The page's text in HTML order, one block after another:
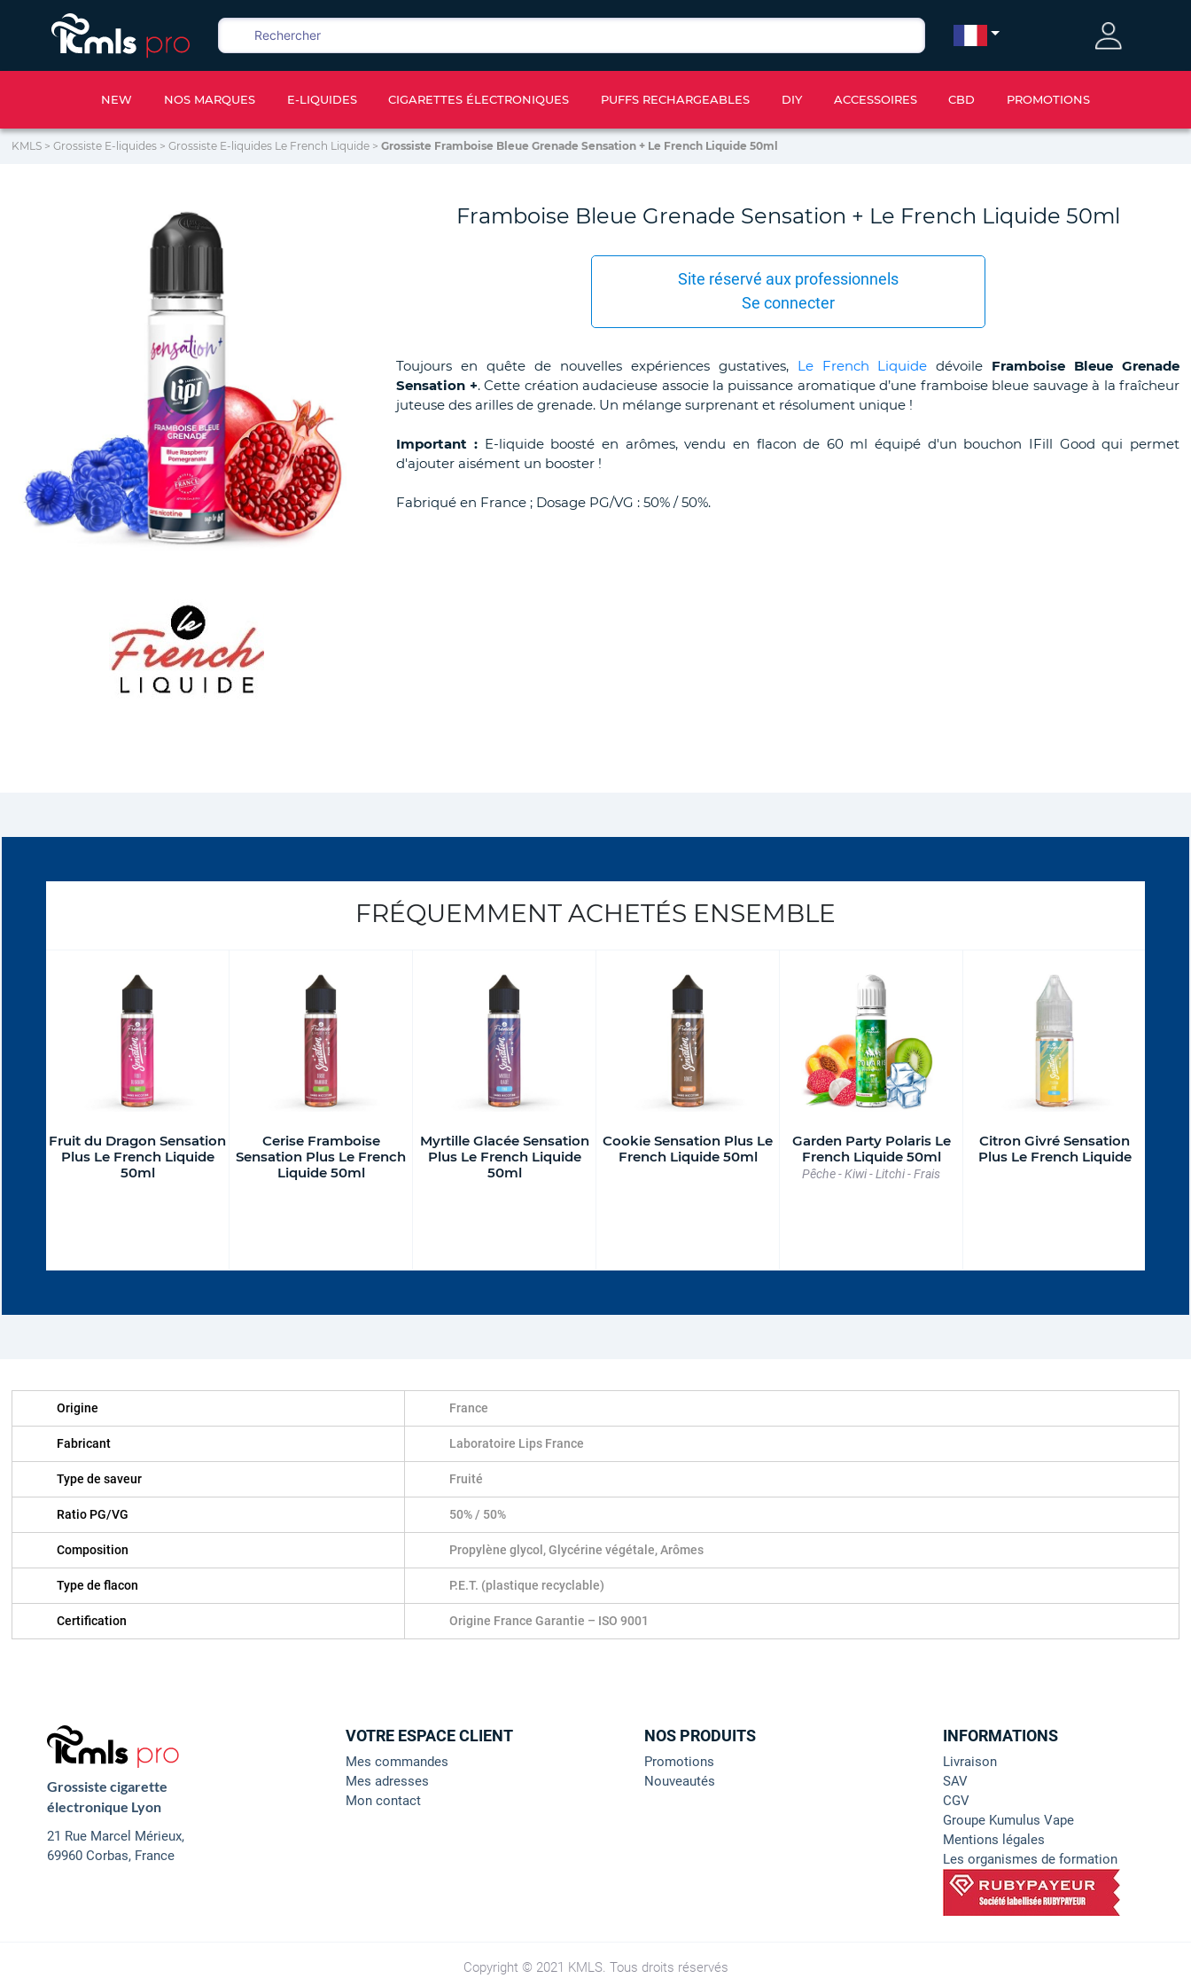
NEW NOS MARQUES E-LIQUIDES CIGARETTES ÉLECTRONIQUES PUFFS RECHARGEABLES DIY ACCESSOIRES CBD PROMOTIONS
KMLS > Grossiste E-liquides > Grossiste E-liquides Le French Liquide > Grossiste Framboise Bleue Grenade Sensation + Le French Liquide 50ml
Framboise Bleue Grenade Sensation + Le French Liquide 50ml
Site réservé aux professionnels
Se connecter
Toujours en quête de nouvelles expériences gustatives, Le French Liquide dévoile Framboise Bleue Grenade
Sensation +. Cette création audacieuse associe la puissance aromatique d’une framboise bleue sauvage à la fraîcheur
juteuse des arilles de grenade. Un mélange surprenant et résolument unique !
Important : E-liquide boosté en arômes, vendu en flacon de 60 ml équipé d'un bouchon IFill Good qui permet
d'ajouter aisément un booster !
Fabriqué en France ; Dosage PG/VG : 50% / 50%.
FRÉQUEMMENT ACHETÉS ENSEMBLE
Fruit du Dragon Sensation
Plus Le French Liquide
50ml
Cerise Framboise
Sensation Plus Le French
Liquide 50ml
Myrtille Glacée Sensation
Plus Le French Liquide
50ml
Cookie Sensation Plus Le
French Liquide 50ml
Garden Party Polaris Le
French Liquide 50ml
Pêche - Kiwi - Litchi - Frais
Citron Givré Sensation
Plus Le French Liquide
Origine France
Fabricant Laboratoire Lips France
Type de saveur Fruité
Ratio PG/VG 50% / 50%
Composition Propylène glycol, Glycérine végétale, Arômes
Type de flacon P.E.T. (plastique recyclable)
Certification Origine France Garantie – ISO 9001
Grossiste cigarette
électronique Lyon
21 Rue Marcel Mérieux,
69960 Corbas, France
VOTRE ESPACE CLIENT
Mes commandes
Mes adresses
Mon contact
NOS PRODUITS
Promotions
Nouveautés
INFORMATIONS
Livraison
SAV
CGV
Groupe Kumulus Vape
Mentions légales
Les organismes de formation
Copyright © 2021 KMLS. Tous droits réservés